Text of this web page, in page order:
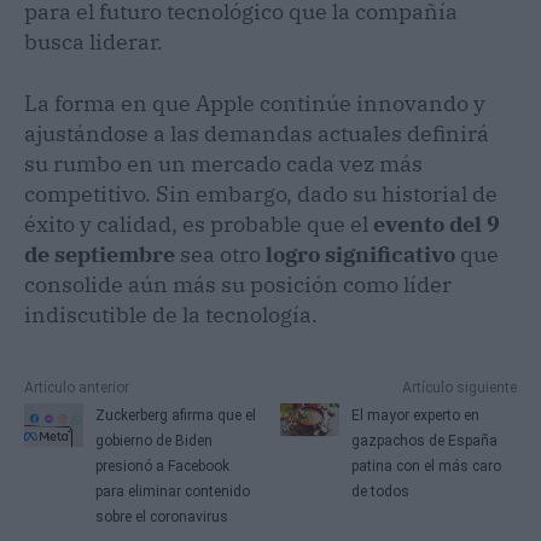
para el futuro tecnológico que la compañía
busca liderar.
La forma en que Apple continúe innovando y
ajustándose a las demandas actuales definirá
su rumbo en un mercado cada vez más
competitivo. Sin embargo, dado su historial de
éxito y calidad, es probable que el evento del 9
de septiembre sea otro logro significativo que
consolide aún más su posición como líder
indiscutible de la tecnología.
Artículo anterior
Zuckerberg afirma que el
gobierno de Biden
presionó a Facebook
para eliminar contenido
sobre el coronavirus
Artículo siguiente
El mayor experto en
gazpachos de España
patina con el más caro
de todos